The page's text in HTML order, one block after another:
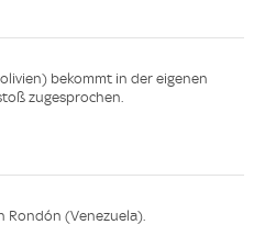
bekommt in der eigenen
zugesprochen.
Rondón (Venezuela).